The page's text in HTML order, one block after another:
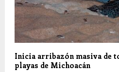
Inicia arribazón masiva de
playas de Michoacán